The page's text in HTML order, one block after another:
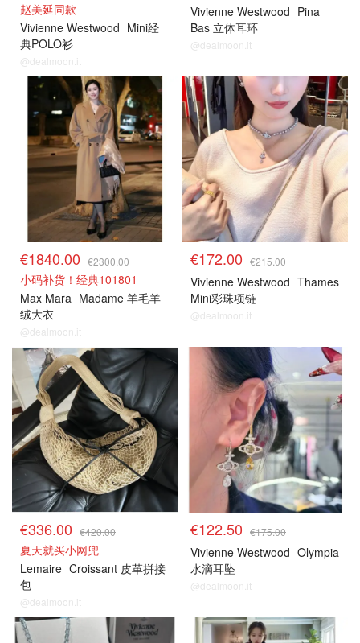
赵美延同款
Vivienne Westwood Mini经
典POLO衫
@dealmoon.it
Vivienne Westwood Pina
Bas 立体耳环
@dealmoon.it
€1840.00 €2300.00
小码补货！经典101801
Max Mara Madame 羊毛羊
绒大衣
@dealmoon.it
€172.00 €215.00
Vivienne Westwood Thames
Mini彩珠项链
@dealmoon.it
€336.00 €420.00
夏天就买小网兜
Lemaire Croissant 皮革拼接
包
@dealmoon.it
€122.50 €175.00
Vivienne Westwood Olympia
水滴耳坠
@dealmoon.it